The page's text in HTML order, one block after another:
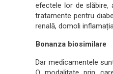
efectele lor de slăbire,
tratamente pentru
renală, domoli
Bonanza biosimilare
Dar medicamentele